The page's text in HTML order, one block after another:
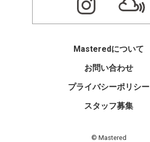
Masteredについて
お問い合わせ
プライバシーポリシー
スタッフ募集
© Mastered